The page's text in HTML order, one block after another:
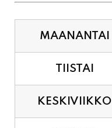
MAANANTAI
TIISTAI
KESKIVIIKKO